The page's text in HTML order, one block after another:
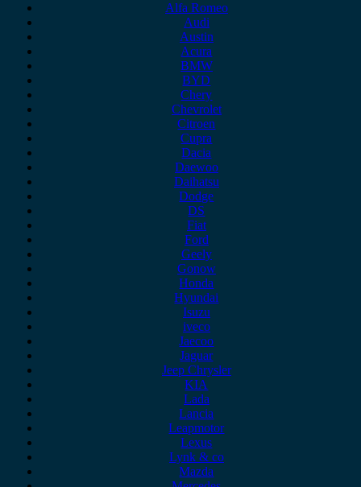
Alfa Romeo
Audi
Austin
Acura
BMW
BYD
Chery
Chevrolet
Citroen
Cupra
Dacia
Daewoo
Daihatsu
Dodge
DS
Fiat
Ford
Geely
Gonow
Honda
Hyundai
Isuzu
iveco
Jaecoo
Jaguar
Jeep Chrysler
KIA
Lada
Lancia
Leapmotor
Lexus
Lynk & co
Mazda